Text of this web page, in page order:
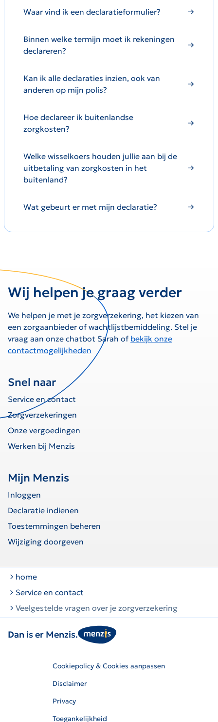
Waar vind ik een declaratieformulier?
Binnen welke termijn moet ik rekeningen
declareren?
Kan ik alle declaraties inzien, ook van
anderen op mijn polis?
Hoe declareer ik buitenlandse
zorgkosten?
Welke wisselkoers houden jullie aan bij de
uitbetaling van zorgkosten in het
buitenland?
Wat gebeurt er met mijn declaratie?
Wij helpen je graag verder
We helpen je met je zorgverzekering, het kiezen van
een zorgaanbieder of wachtlijstbemiddeling. Stel je
vraag aan onze chatbot Sarah of bekijk onze
contactmogelijkheden
Snel naar
Service en contact
Zorgverzekeringen
Onze vergoedingen
Werken bij Menzis
Mijn Menzis
Inloggen
Declaratie indienen
Toestemmingen beheren
Wijziging doorgeven
home
Service en contact
Veelgestelde vragen over je zorgverzekering
Dan is er Menzis.
Cookiepolicy & Cookies aanpassen
Disclaimer
Privacy
Toegankelijkheid